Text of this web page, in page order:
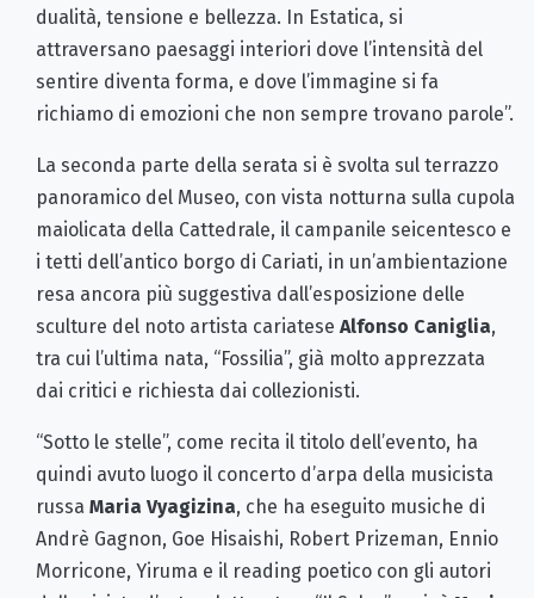
dualità, tensione e bellezza. In Estatica, si
attraversano paesaggi interiori dove l’intensità del
sentire diventa forma, e dove l’immagine si fa
richiamo di emozioni che non sempre trovano parole”.
La seconda parte della serata si è svolta sul terrazzo
panoramico del Museo, con vista notturna sulla cupola
maiolicata della Cattedrale, il campanile seicentesco e
i tetti dell’antico borgo di Cariati, in un’ambientazione
resa ancora più suggestiva dall’esposizione delle
sculture del noto artista cariatese Alfonso Caniglia,
tra cui l’ultima nata, “Fossilia”, già molto apprezzata
dai critici e richiesta dai collezionisti.
“Sotto le stelle”, come recita il titolo dell’evento, ha
quindi avuto luogo il concerto d’arpa della musicista
russa Maria Vyagizina, che ha eseguito musiche di
Andrè Gagnon, Goe Hisaishi, Robert Prizeman, Ennio
Morricone, Yiruma e il reading poetico con gli autori